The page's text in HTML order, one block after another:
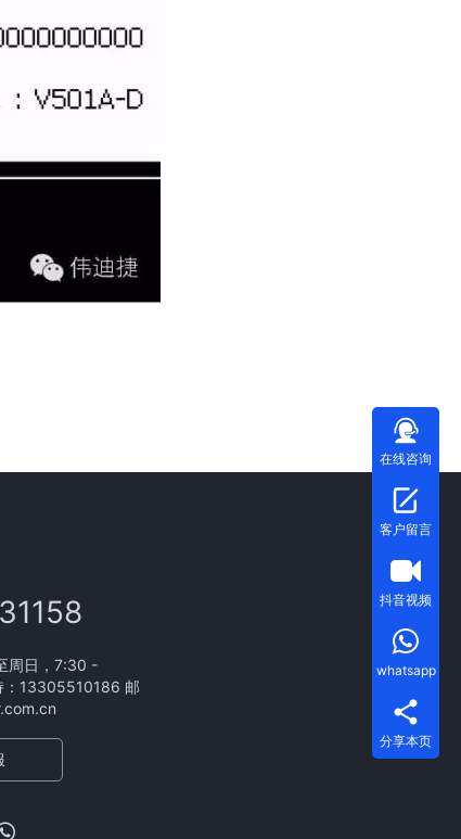
周日，7:30 -
：13305510186 邮
在线咨询
客户留言
抖音视频
whatsapp
分享本页